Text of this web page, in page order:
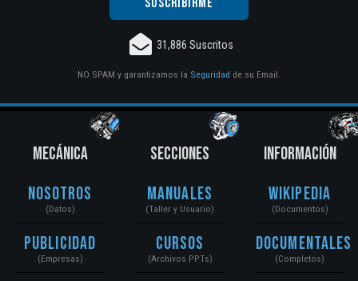
31,886 Suscritos
NO SPAM y garantizamos la Seguridad de su Email.
MECÁNICA
Nosotros
(Datos)
Publicidad
(Empresas)
SECCIONES
Manuales
(Taller y Usuario)
Cursos
(Archivos PPTs)
INFORMACIÓN
Wikipedia
(Documentos)
Documentales
(Completos)